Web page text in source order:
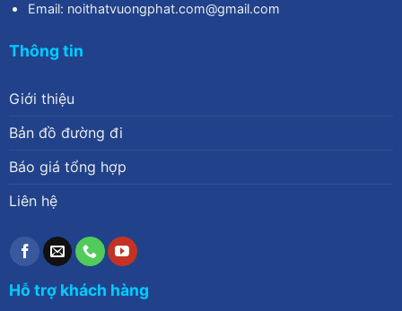
Email: noithatvuongphat.com@gmail.com
Thông tin
Giới thiệu
Bản đồ đường đi
Báo giá tổng hợp
Liên hệ
Hỗ trợ khách hàng